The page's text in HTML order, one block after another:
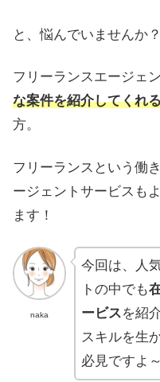
と、悩んでいませんか？
フリーランスエージェン
な案件を紹介してくれ
方。
フリーランスという働
ージェントサービスも
ます！
naka
今回は、人
トの中でも
ービスを紹
スキルを生
必見ですよ